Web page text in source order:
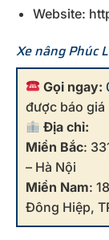
Website:
Xe nâng Phúc
Gọi ngay:
được báo giá
Địa chỉ:
Miền Bắc:
– Hà Nội
Miền Nam:
Đông Hiệp,